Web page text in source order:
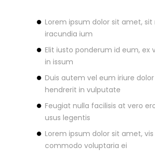
Lorem ipsum dolor sit amet,
iracundia ium
Elit iusto ponderum id eum, ex
in issum
Duis autem vel eum iriure dolor
hendrerit in vulputate
Feugiat nulla facilisis at vero
usus legentis
Lorem ipsum dolor sit amet, vis
commodo voluptaria ei